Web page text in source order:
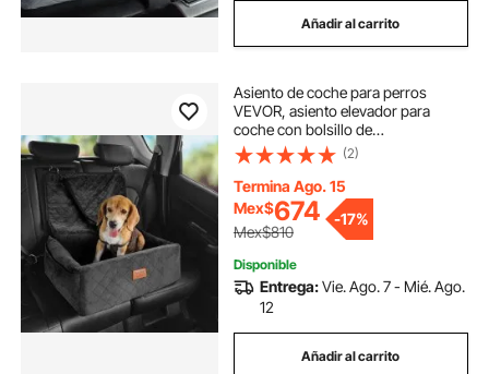
Añadir al carrito
Asiento de coche para perros
VEVOR, asiento elevador para
coche con bolsillo de
almacenamiento, correa de
seguridad con clip, relleno de
esponja y algodón PP, cama para
perros pequeños y medianos de
hasta 18 kg, color negro
(2)
Termina Ago. 15
Mex$674
Mex$810
-17%
Disponible
Entrega:Vie. Ago. 7 - Mié. Ago.
12
Añadir al carrito